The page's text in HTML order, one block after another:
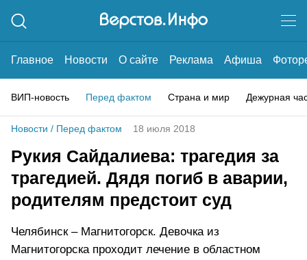
Главное Новости О сайте Реклама Афиша
ВИП-новость Перед фактом Страна и мир Дежурная
Новости / Перед фактом 18 июля 2018
Рукия Сайдалиева: трагедия за
трагедией. Дядя погиб в аварии,
родителям предстоит суд
Челябинск – Магнитогорск. Девочка из
Магнитогорска проходит лечение в областном